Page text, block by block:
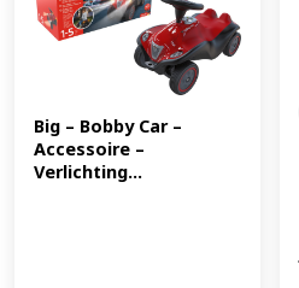
Big – Bobby Car –
Accessoire –
Verlichting...